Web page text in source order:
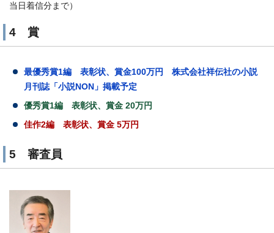
当日着信分まで）
4 賞
最優秀賞1編 表彰状、賞金100万円 株式会社祥伝社の小説
月刊誌「小説NON」掲載予定
優秀賞1編 表彰状、賞金 20万円
佳作2編 表彰状、賞金 5万円
5 審査員